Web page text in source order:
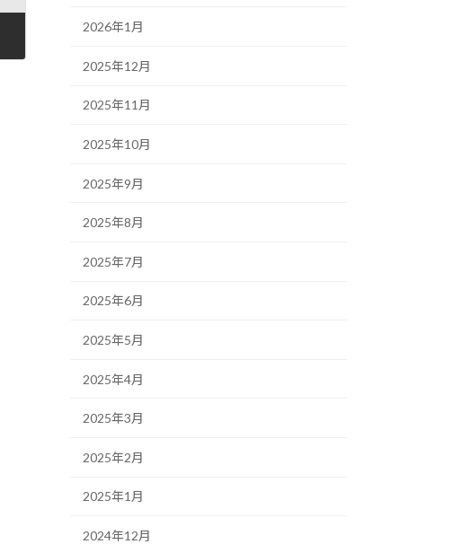
2026年1月
2025年12月
2025年11月
2025年10月
2025年9月
2025年8月
2025年7月
2025年6月
2025年5月
2025年4月
2025年3月
2025年2月
2025年1月
2024年12月